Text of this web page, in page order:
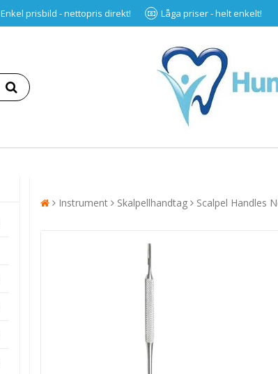
Enkel prisbild - nettopris direkt! Låga priser - helt enkelt!
Instrument Skalpellhandtag Scalpel Handles